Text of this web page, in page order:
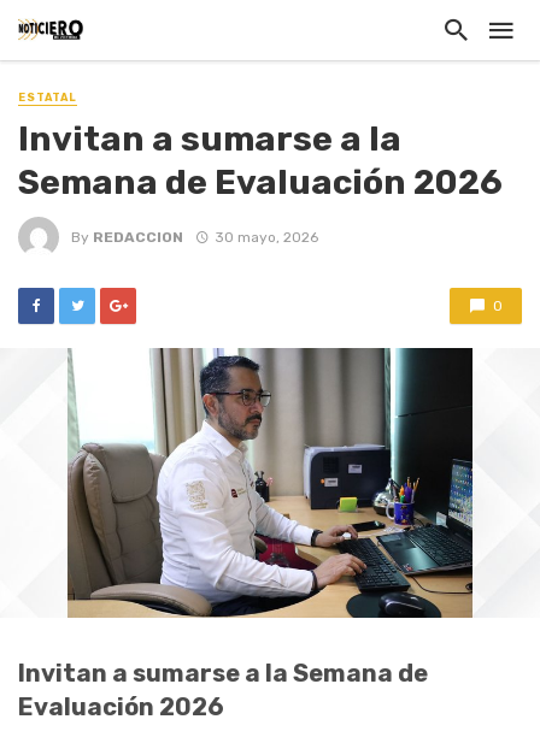
ESTATAL
Invitan a sumarse a la
Semana de Evaluación 2026
By REDACCION 30 mayo, 2026
0
Invitan a sumarse a la Semana de
Evaluación 2026